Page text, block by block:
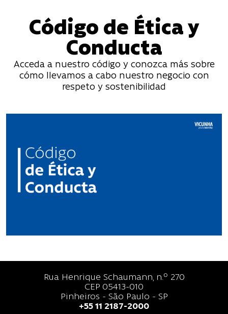
Código de Ética y
Conducta
Acceda a nuestro código y conozca más sobre
cómo llevamos a cabo nuestro negocio con
respeto y sostenibilidad
Rua Henrique Schaumann, n.º 270
CEP 05413-010
Pinheiros - São Paulo - SP
+55 11 2187-2000